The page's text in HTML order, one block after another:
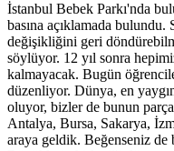
İstanbul Bebek Parkı'nda
basına açıklamada
değişikliğini geri
söylüyor. 12 yıl sonra
kalmayacak. Bugün
düzenliyor. Dünya, en
oluyor, bizler de bunun
Antalya, Bursa, Sakarya,
araya geldik. Beğenseniz de